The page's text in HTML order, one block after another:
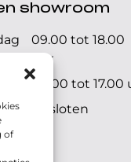
of
showroom
09.00 tot 18.00
uur
09.00 tot 17.00
Gesloten